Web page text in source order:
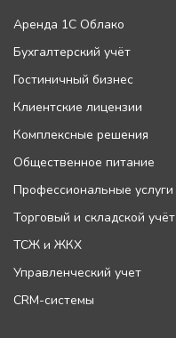
Аренда 1С Облако
Бухгалтерский учёт
Гостиничный бизнес
Клиентские лицензии
Комплексные решения
Общественное питание
Профессиональные услуги
Торговый и складской учёт
ТСЖ и ЖКХ
Управленческий учет
CRM-системы